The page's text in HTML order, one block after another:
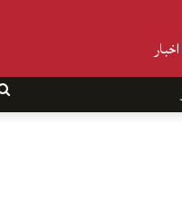
اخبار